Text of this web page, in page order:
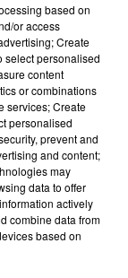
pour le
au
à
!
based on
or access
Create
select personalised
content
or combinations
services; Create
personalised
prevent and
and content;
may
data to offer
actively
combine data from
based on